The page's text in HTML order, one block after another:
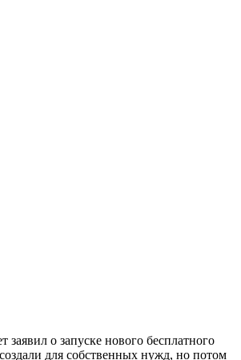
о запуске нового бесплатного
для собственных нужд, но потом